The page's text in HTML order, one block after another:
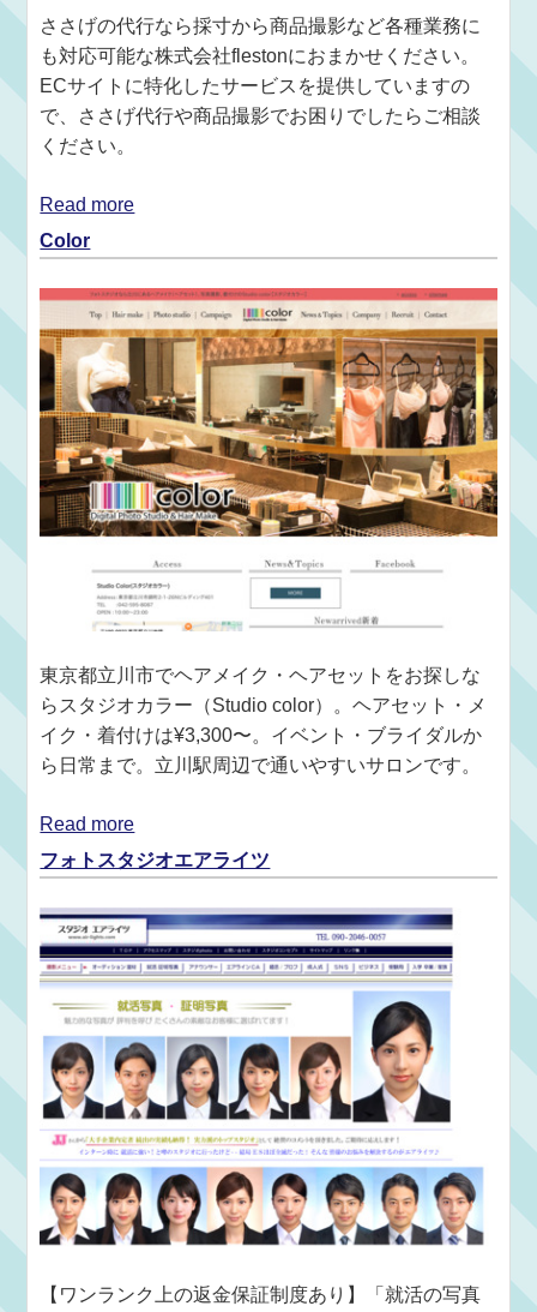
ささげの代行なら採寸から商品撮影など各種業務に
も対応可能な株式会社flestonにおまかせください。
ECサイトに特化したサービスを提供していますの
で、ささげ代行や商品撮影でお困りでしたらご相談
ください。
Read more
Color
東京都立川市でヘアメイク・ヘアセットをお探しな
らスタジオカラー（Studio color）。ヘアセット・メ
イク・着付けは¥3,300〜。イベント・ブライダルか
ら日常まで。立川駅周辺で通いやすいサロンです。
Read more
フォトスタジオエアライツ
【ワンランク上の返金保証制度あり】「就活の写真